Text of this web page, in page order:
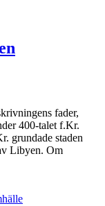
fader,
400-talet f.Kr.
grundade staden
Libyen. Om